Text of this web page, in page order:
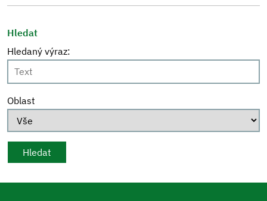
Hledat
Hledaný výraz:
Oblast